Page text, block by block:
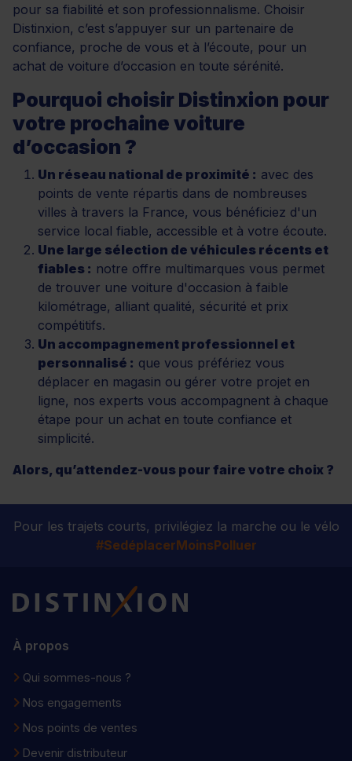
pour sa fiabilité et son professionnalisme. Choisir
Distinxion, c’est s’appuyer sur un partenaire de
confiance, proche de vous et à l’écoute, pour un
achat de voiture d’occasion en toute sérénité.
Pourquoi choisir Distinxion pour
votre prochaine voiture
d’occasion ?
Un réseau national de proximité : avec des
points de vente répartis dans de nombreuses
villes à travers la France, vous bénéficiez d'un
service local fiable, accessible et à votre écoute.
Une large sélection de véhicules récents et
fiables : notre offre multimarques vous permet
de trouver une voiture d'occasion à faible
kilométrage, alliant qualité, sécurité et prix
compétitifs.
Un accompagnement professionnel et
personnalisé : que vous préfériez vous
déplacer en magasin ou gérer votre projet en
ligne, nos experts vous accompagnent à chaque
étape pour un achat en toute confiance et
simplicité.
Alors, qu’attendez-vous pour faire votre choix ?
Pour les trajets courts, privilégiez la marche ou le vélo
#SedéplacerMoinsPolluer
Distinxion
À propos
Qui sommes-nous ?
Nos engagements
Nos points de ventes
Devenir distributeur